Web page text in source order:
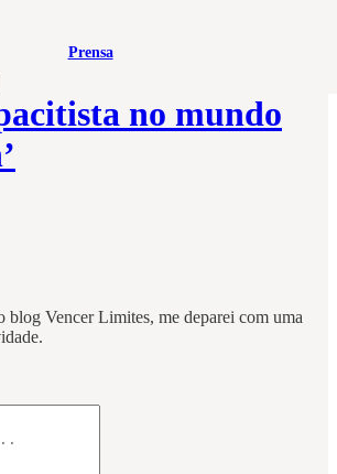
Prensa
no mundo
blog Vencer Limites, me deparei com uma